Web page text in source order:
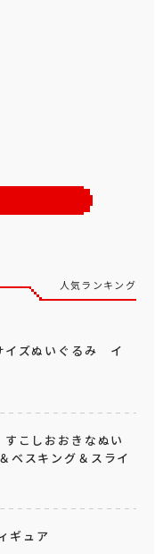
人気ランキング
イズぬいぐるみ イ
こしおおきなぬい
ベスキング＆スライ
ュア